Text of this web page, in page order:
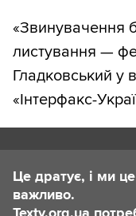
«Звинувачення
листування —
Гладковський у
«Інтерфакс-
Це дратує, і ми
важливо.